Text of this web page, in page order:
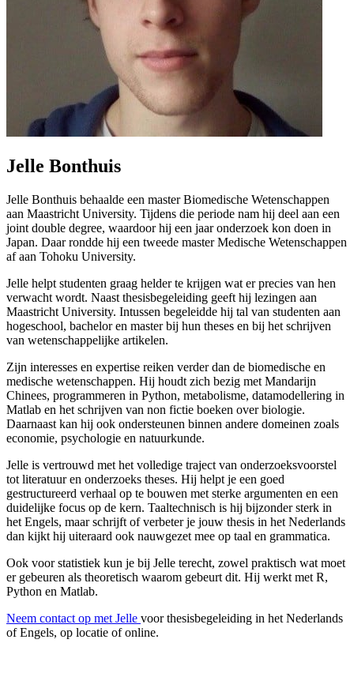
Jelle Bonthuis
Jelle Bonthuis behaalde een master Biomedische Wetenschappen
aan Maastricht University. Tijdens die periode nam hij deel aan een
joint double degree, waardoor hij een jaar onderzoek kon doen in
Japan. Daar rondde hij een tweede master Medische Wetenschappen
af aan Tohoku University.
Jelle helpt studenten graag helder te krijgen wat er precies van hen
verwacht wordt. Naast thesisbegeleiding geeft hij lezingen aan
Maastricht University. Intussen begeleidde hij tal van studenten aan
hogeschool, bachelor en master bij hun theses en bij het schrijven
van wetenschappelijke artikelen.
Zijn interesses en expertise reiken verder dan de biomedische en
medische wetenschappen. Hij houdt zich bezig met Mandarijn
Chinees, programmeren in Python, metabolisme, datamodellering in
Matlab en het schrijven van non fictie boeken over biologie.
Daarnaast kan hij ook ondersteunen binnen andere domeinen zoals
economie, psychologie en natuurkunde.
Jelle is vertrouwd met het volledige traject van onderzoeksvoorstel
tot literatuur en onderzoeks theses. Hij helpt je een goed
gestructureerd verhaal op te bouwen met sterke argumenten en een
duidelijke focus op de kern. Taaltechnisch is hij bijzonder sterk in
het Engels, maar schrijft of verbeter je jouw thesis in het Nederlands
dan kijkt hij uiteraard ook nauwgezet mee op taal en grammatica.
Ook voor statistiek kun je bij Jelle terecht, zowel praktisch wat moet
er gebeuren als theoretisch waarom gebeurt dit. Hij werkt met R,
Python en Matlab.
Neem contact op met Jelle voor thesisbegeleiding in het Nederlands
of Engels, op locatie of online.